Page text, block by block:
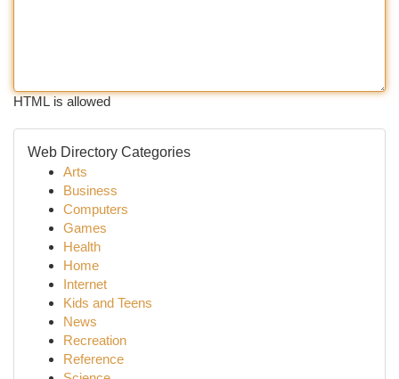
HTML is allowed
Web Directory Categories
Arts
Business
Computers
Games
Health
Home
Internet
Kids and Teens
News
Recreation
Reference